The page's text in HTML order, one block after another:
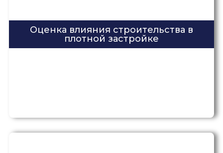
Оценка влияния строительства в
плотной застройке